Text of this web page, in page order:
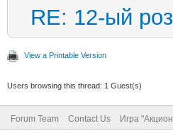
RE: 12-ый
View a Printable Version
Users browsing this thread: 1 Guest(s)
Forum Team Contact Us Игра